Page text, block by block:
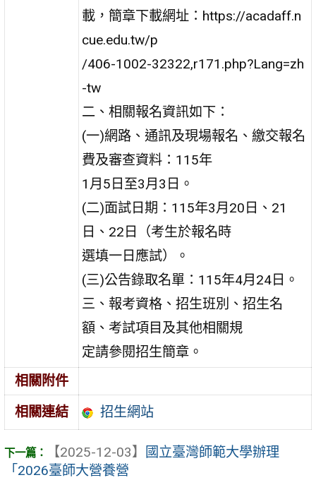
載，簡章下載網址：https://acadaff.n
cue.edu.tw/p
/406-1002-32322,r171.php?Lang=zh
-tw
二、相關報名資訊如下：
(一)網路、通訊及現場報名、繳交報名
費及審查資料：115年
1月5日至3月3日。
(二)面試日期：115年3月20日、21
日、22日（考生於報名時
選填一日應試）。
(三)公告錄取名單：115年4月24日。
三、報考資格、招生班別、招生名
額、考試項目及其他相關規
定請參閱招生簡章。
相關附件
相關連結
招生網站
【2025-12-03】
國立臺灣師範大學辦理
「2026臺師大營養營